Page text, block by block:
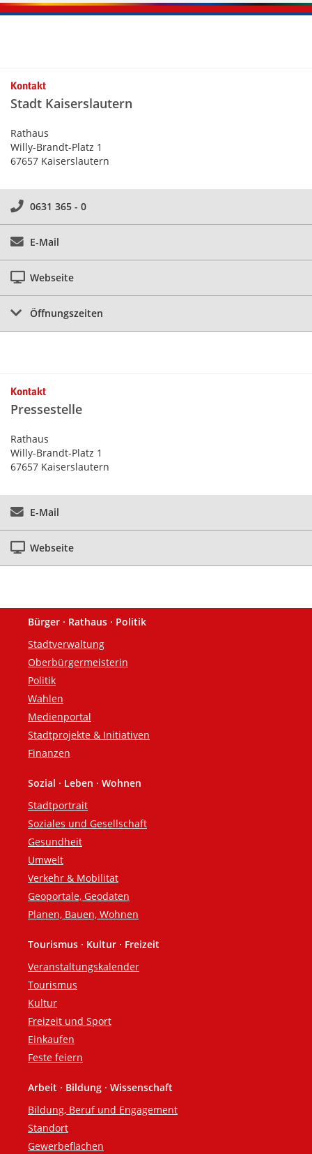
Kontakt
Stadt Kaiserslautern
Rathaus
Willy-Brandt-Platz 1
67657 Kaiserslautern
0631 365 - 0
E-Mail
Webseite
Öffnungszeiten
Kontakt
Pressestelle
Rathaus
Willy-Brandt-Platz 1
67657 Kaiserslautern
E-Mail
Webseite
Fußzeile
Bürger · Rathaus · Politik
Stadtverwaltung
Oberbürgermeisterin
Politik
Wahlen
Medienportal
Stadtprojekte & Initiativen
Finanzen
Sozial · Leben · Wohnen
Stadtportrait
Soziales und Gesellschaft
Gesundheit
Umwelt
Verkehr & Mobilität
Geoportale, Geodaten
Planen, Bauen, Wohnen
Tourismus · Kultur · Freizeit
Veranstaltungskalender
Tourismus
Kultur
Freizeit und Sport
Einkaufen
Feste feiern
Arbeit · Bildung · Wissenschaft
Bildung, Beruf und Engagement
Standort
Gewerbeflächen